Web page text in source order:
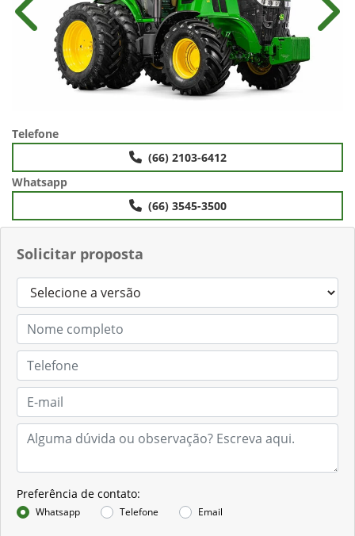
Solicitar proposta
Preferência de contato:
Whatsapp Telefone Email
Anterior
Telefone
(66) 2103-6412
Whatsapp
(66) 3545-3500